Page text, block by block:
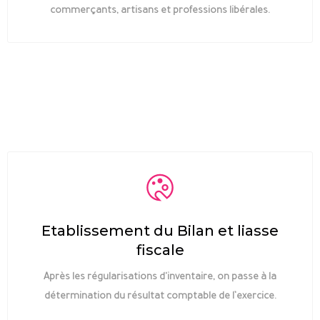
commerçants, artisans et professions libérales.
Etablissement du Bilan et liasse
fiscale
Après les régularisations d'inventaire, on passe à la
détermination du résultat comptable de l’exercice.